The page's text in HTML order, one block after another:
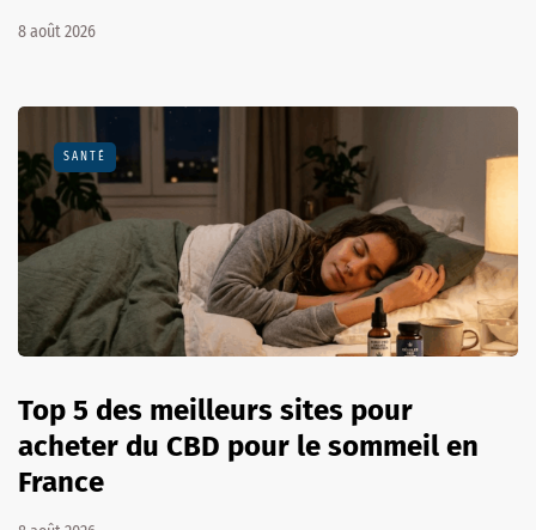
8 août 2026
SANTÉ
Top 5 des meilleurs sites pour
acheter du CBD pour le sommeil en
France